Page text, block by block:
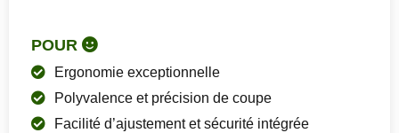
POUR
Ergonomie exceptionnelle
Polyvalence et précision de coupe
Facilité d’ajustement et sécurité intégrée